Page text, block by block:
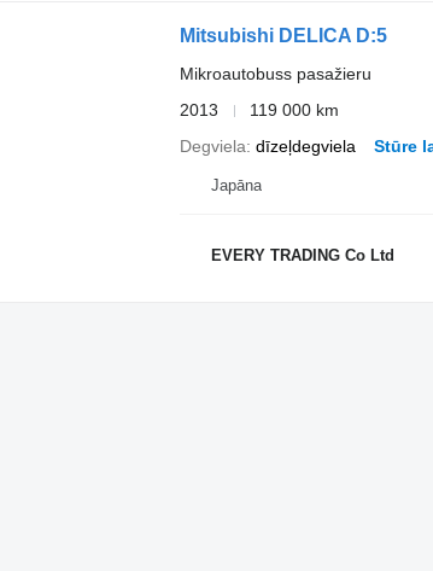
Mitsubishi DELICA D:5
Mikroautobuss pasažieru
2013
119 000 km
Degviela dīzeļdegviela Stūre
Japāna
EVERY TRADING Co Ltd